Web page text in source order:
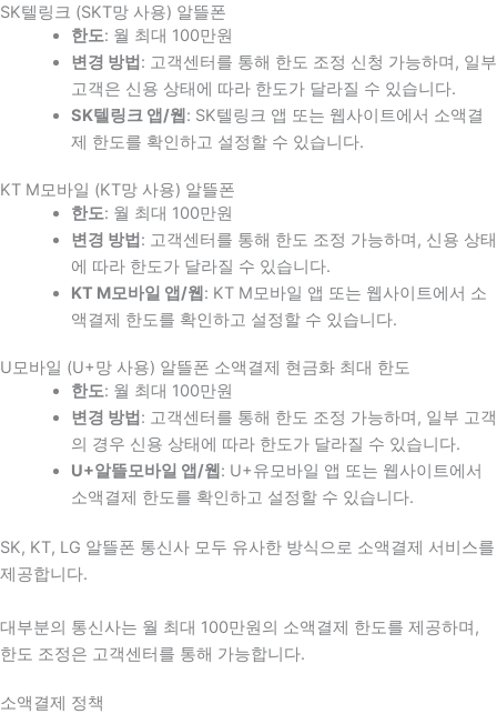
SK텔링크 (SKT망 사용) 알뜰폰
한도: 월 최대 100만원
변경 방법 : 고객센터를 통해 한도 조정 신청 가능하며, 일부
고객은 신용 상태에 따라 한도가 달라질 수 있습니다.
SK텔링크 앱/웹 : SK텔링크 앱 또는 웹사이트에서 소액결
제 한도를 확인하고 설정할 수 있습니다.
KT M모바일 (KT망 사용) 알뜰폰
한도: 월 최대 100만원
변경 방법 : 고객센터를 통해 한도 조정 가능하며, 신용 상태
에 따라 한도가 달라질 수 있습니다.
KT M모바일 앱/웹 : KT M모바일 앱 또는 웹사이트에서 소
액결제 한도를 확인하고 설정할 수 있습니다.
U모바일 (U+망 사용) 알뜰폰 소액결제 현금화 최대 한도
한도: 월 최대 100만원
변경 방법 : 고객센터를 통해 한도 조정 가능하며, 일부 고객
의 경우 신용 상태에 따라 한도가 달라질 수 있습니다.
U+알뜰모바일 앱/웹 : U+유모바일 앱 또는 웹사이트에서
소액결제 한도를 확인하고 설정할 수 있습니다.
SK, KT, LG 알뜰폰 통신사 모두 유사한 방식으로 소액결제 서비스를
제공합니다.
대부분의 통신사는 월 최대 100만원의 소액결제 한도를 제공하며,
한도 조정은 고객센터를 통해 가능합니다.
소액결제 정책